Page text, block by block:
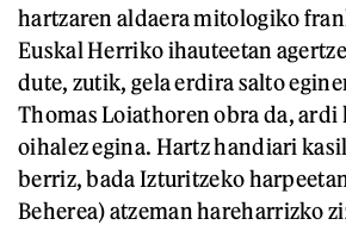
hartzaren aldaera mitologiko
Euskal Herriko ihauteetan
dute, zutik, gela erdira salto
Thomas Loiathoren obra da, ardi
oihalez egina. Hartz handiari
berriz, bada Izturitzeko
Beherea) atzeman hareharrizko